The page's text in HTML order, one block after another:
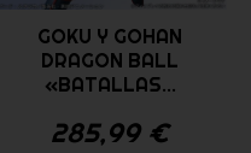
GOKU Y GOHAN
DRAGON BALL
«BATALLAS...
285,99 €